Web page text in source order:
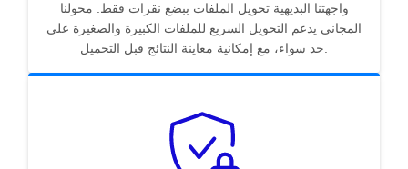
واجهتنا البديهية تحويل الملفات ببضع نقرات فقط. محولنا
المجاني يدعم التحويل السريع للملفات الكبيرة والصغيرة على
حد سواء، مع إمكانية معاينة النتائج قبل التحميل.